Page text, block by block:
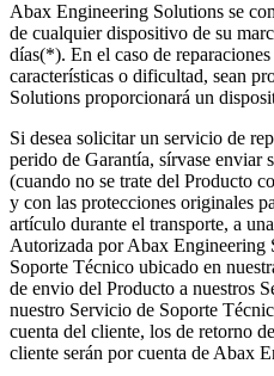
Abax Engineering Solutions se
de cualquier dispositivo de su
días(*). En el caso de
características o dificultad, sean
Solutions proporcionará un
Si desea solicitar un servicio de
perido de Garantía, sírvase enviar
(cuando no se trate del Producto
y con las protecciones originales
artículo durante el transporte, a
Autorizada por Abax Engineering
Soporte Técnico ubicado en
de envio del Producto a nuestros
nuestro Servicio de Soporte
cuenta del cliente, los de retorno
cliente serán por cuenta de Abax